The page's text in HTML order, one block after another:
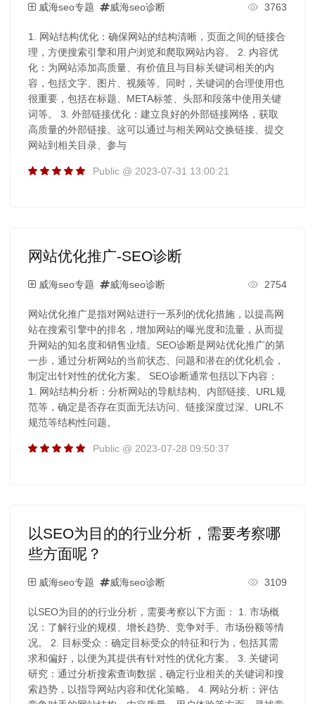
威海seo专题 威海seo诊断 3763
1. 网站结构优化：确保网站的结构清晰，页面之间的链接合
理，方便搜索引擎和用户浏览和爬取网站内容。 2. 内容优
化：为网站添加高质量、有价值且与目标关键词相关的内
容，包括文字、图片、视频等。同时，关键词的合理使用也
很重要，包括在标题、META标签、头部和段落中使用关键
词等。 3. 外部链接优化：建立良好的外部链接网络，获取
高质量的外部链接。这可以通过与相关网站交换链接、提交
网站到相关目录、参与
Public @ 2023-07-31 13:00:21
网站优化推广-SEO诊断
威海seo专题 威海seo诊断 2754
网站优化推广是指对网站进行一系列的优化措施，以提高网
站在搜索引擎中的排名，增加网站的曝光度和流量，从而提
升网站的知名度和销售业绩。SEO诊断是网站优化推广的第
一步，通过分析网站的当前状态、问题和潜在的优化机会，
制定出针对性的优化方案。 SEO诊断通常包括以下内容：
1. 网站结构分析：分析网站的导航结构、内部链接、URL规
范等，确定是否存在页面无法访问、链接深度过深、URL不
规范等结构性问题。
Public @ 2023-07-28 09:50:37
以SEO为目的的行业分析，需要考察哪
些方面呢？
威海seo专题 威海seo诊断 3109
以SEO为目的的行业分析，需要考察以下方面： 1. 市场概
况：了解行业的规模、增长趋势、竞争对手、市场份额等情
况。 2. 目标受众：确定目标受众的特征和行为，包括其需
求和偏好，以便为其提供有针对性的优化方案。 3. 关键词
研究：通过分析搜索查询数据，确定行业相关的关键词和搜
索趋势，以指导网站内容和优化策略。 4. 网站分析：评估